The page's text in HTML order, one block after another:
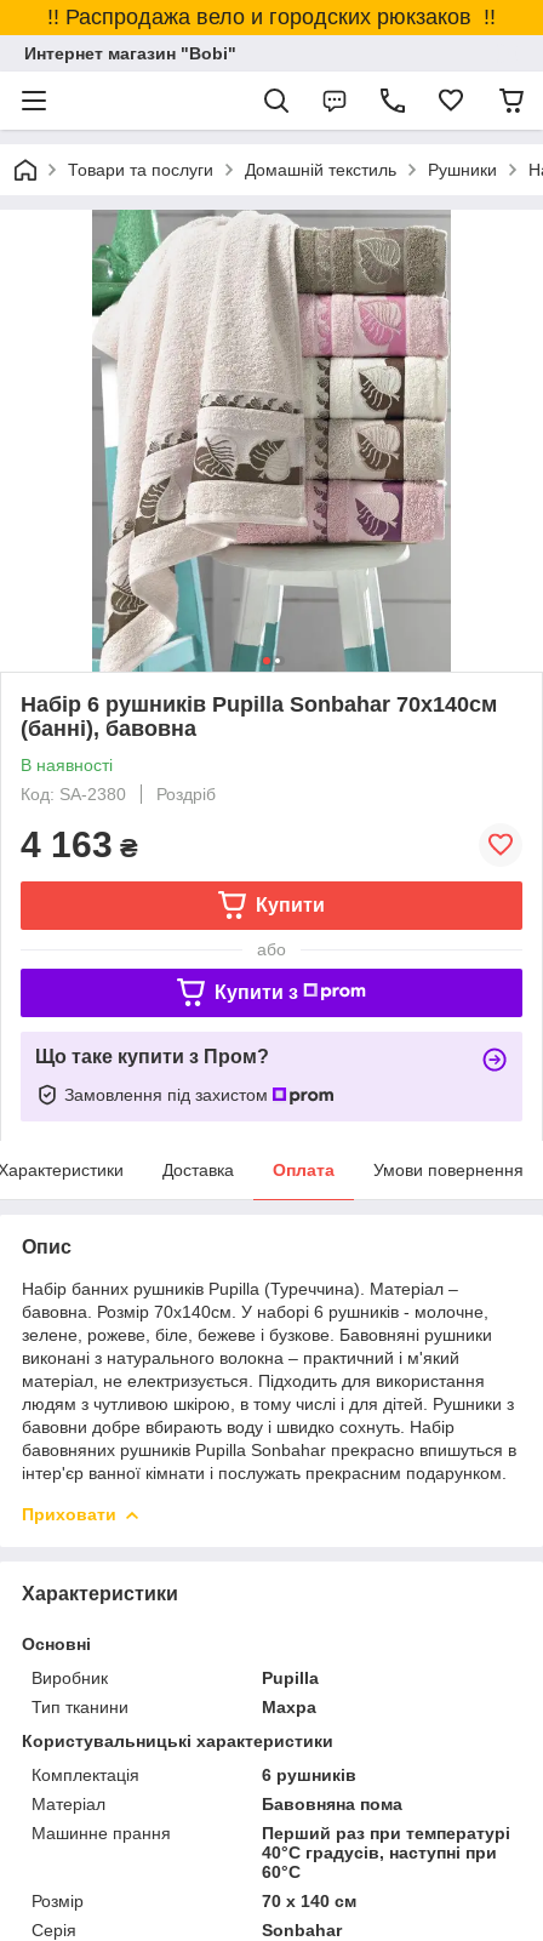
!! Распродажа вело и городских рюкзаков !!
Интернет магазин "Bobi"
Товари та послуги Домашній текстиль Рушники
Набір 6 рушників Pupilla Sonbahar 70х140см
(банні), бавовна
В наявності
Код: SA-2380
Роздріб
4 163 ₴
Купити
або
Купити з
Що таке купити з Пром?
Замовлення під захистом
Доставка Оплата Умови повернення
Опис
Набір банних рушників Pupilla (Туреччина). Матеріал –
бавовна. Розмір 70х140см. У наборі 6 рушників - молочне,
зелене, рожеве, біле, бежеве і бузкове. Бавовняні рушники
виконані з натурального волокна – практичний і м'який
матеріал, не електризується. Підходить для використання
людям з чутливою шкірою, в тому числі і для дітей. Рушники з
бавовни добре вбирають воду і швидко сохнуть. Набір
бавовняних рушників Pupilla Sonbahar прекрасно впишуться в
інтер'єр ванної кімнати і послужать прекрасним подарунком.
Приховати
Характеристики
Основні
Виробник
Pupilla
Тип тканини
Махра
Користувальницькі характеристики
Комплектація
6 рушників
Матеріал
Бавовняна пома
Машинне прання
Перший раз при температурі
40°С градусів, наступні при
60°С
Розмір
70 х 140 см
Серія
Sonbahar